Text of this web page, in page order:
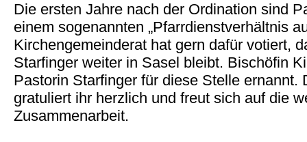
Die ersten Jahre nach der Ordination sind
einem sogenannten „Pfarrdienstverhältnis
Kirchengemeinderat hat gern dafür votiert,
Starfinger weiter in Sasel bleibt. Bischöfin
Pastorin Starfinger für diese Stelle ernannt.
gratuliert ihr herzlich und freut sich auf die
Zusammenarbeit.